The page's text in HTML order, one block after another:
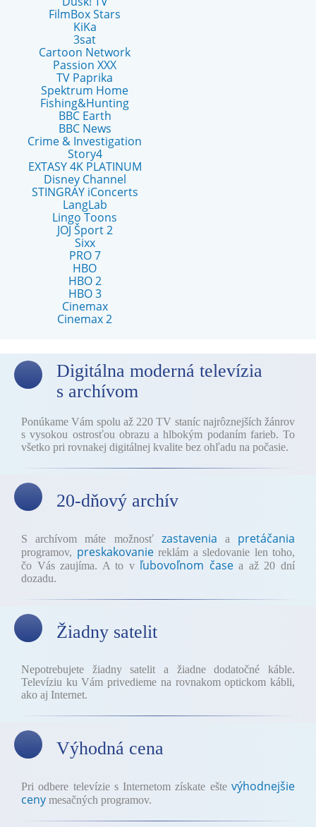
FilmBox Stars
KiKa
3sat
Cartoon Network
Passion XXX
TV Paprika
Spektrum Home
Fishing&Hunting
BBC Earth
BBC News
Crime & Investigation
Story4
EXTASY 4K PLATINUM
Disney Channel
STINGRAY iConcerts
LangLab
Lingo Toons
JOJ Šport 2
Sixx
PRO 7
HBO
HBO 2
HBO 3
Cinemax
Cinemax 2
Digitálna moderná televízia
s archívom
Ponúkame Vám spolu až 220 TV staníc najrôznejších žánrov
s vysokou ostrosťou obrazu a hlbokým podaním farieb. To
všetko pri rovnakej digitálnej kvalite bez ohľadu na počasie.
20-dňový archív
S archívom máte možnosť zastavenia a pretáčania
programov, preskakovaniereklám a sledovanie len toho,
čo Vás zaujíma. A to v ľubovoľnom časea až 20 dní
dozadu.
Žiadny satelit
Nepotrebujete žiadny satelit a žiadne dodatočné káble.
Televíziu ku Vám privedieme na rovnakom optickom kábli,
ako aj Internet.
Výhodná cena
Pri odbere televízie s Internetom získate ešte výhodnejšie
ceny mesačných programov.